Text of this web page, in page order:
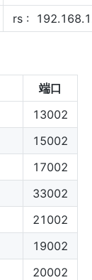
rs :
端口
13002
15002
17002
33002
21002
19002
20002